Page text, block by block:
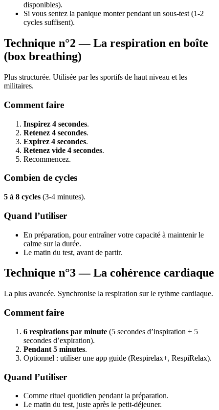
disponibles).
Si vous sentez la panique monter pendant un sous-test (1-2
cycles suffisent).
Technique n°2 — La respiration en boîte
(box breathing)
Plus structurée. Utilisée par les sportifs de haut niveau et les
militaires.
Comment faire
Inspirez 4 secondes.
Retenez 4 secondes.
Expirez 4 secondes.
Retenez vide 4 secondes.
Recommencez.
Combien de cycles
5 à 8 cycles (3-4 minutes).
Quand l’utiliser
En préparation, pour entraîner votre capacité à maintenir le
calme sur la durée.
Le matin du test, avant de partir.
Technique n°3 — La cohérence cardiaque
La plus avancée. Synchronise la respiration sur le rythme cardiaque.
Comment faire
6 respirations par minute (5 secondes d’inspiration + 5
secondes d’expiration).
Pendant 5 minutes.
Optionnel : utiliser une app guide (Respirelax+, RespiRelax).
Quand l’utiliser
Comme rituel quotidien pendant la préparation.
Le matin du test, juste après le petit-déjeuner.